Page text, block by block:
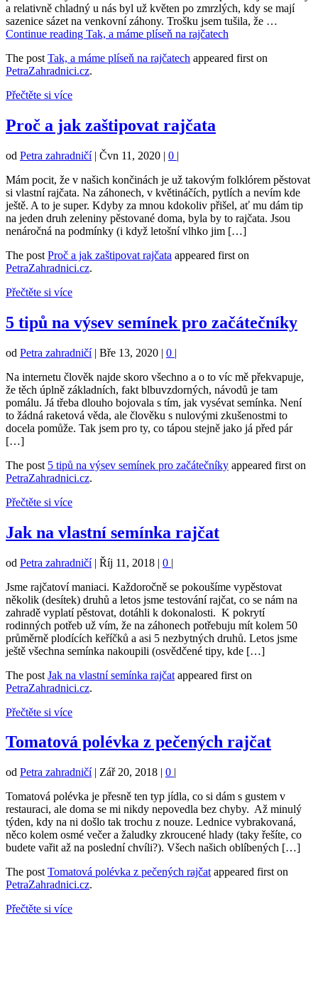
a relativně chladný u nás byl už květen po zmrzlých, kdy se mají
sazenice sázet na venkovní záhony. Trošku jsem tušila, že …
Continue reading Tak, a máme plíseň na rajčatech
The post Tak, a máme plíseň na rajčatech appeared first on
PetraZahradnici.cz.
Přečtěte si více
Proč a jak zaštipovat rajčata
od Petra zahradničí| Čvn 11, 2020 | 0 |
Mám pocit, že v našich končinách je už takovým folklórem pěstovat
si vlastní rajčata. Na záhonech, v květináčích, pytlích a nevím kde
ještě. A to je super. Kdyby za mnou kdokoliv přišel, ať mu dám tip
na jeden druh zeleniny pěstované doma, byla by to rajčata. Jsou
nenáročná na podmínky (i když letošní vlhko jim […]
The post Proč a jak zaštipovat rajčata appeared first on
PetraZahradnici.cz.
Přečtěte si více
5 tipů na výsev semínek pro začátečníky
od Petra zahradničí| Bře 13, 2020 | 0 |
Na internetu člověk najde skoro všechno a o to víc mě překvapuje,
že těch úplně základních, fakt blbuvzdorných, návodů je tam
pomálu. Já třeba dlouho bojovala s tím, jak vysévat semínka. Není
to žádná raketová věda, ale člověku s nulovými zkušenostmi to
docela pomůže. Tak jsem pro ty, co tápou stejně jako já před pár
[…]
The post 5 tipů na výsev semínek pro začátečníky appeared first on
PetraZahradnici.cz.
Přečtěte si více
Jak na vlastní semínka rajčat
od Petra zahradničí| Říj 11, 2018 | 0 |
Jsme rajčatoví maniaci. Každoročně se pokoušíme vypěstovat
několik (desítek) druhů a letos jsme testování rajčat, co se nám na
zahradě vyplatí pěstovat, dotáhli k dokonalosti. K pokrytí
rodinných potřeb už vím, že na záhonech potřebuju mít kolem 50
průměrně plodících keříčků a asi 5 nezbytných druhů. Letos jsme
ještě všechna semínka nakoupili (osvědčené tipy, kde […]
The post Jak na vlastní semínka rajčat appeared first on
PetraZahradnici.cz.
Přečtěte si více
Tomatová polévka z pečených rajčat
od Petra zahradničí| Zář 20, 2018 | 0 |
Tomatová polévka je přesně ten typ jídla, co si dám s gustem v
restauraci, ale doma se mi nikdy nepovedla bez chyby. Až minulý
týden, kdy na ni došlo tak trochu z nouze. Lednice vybrakovaná,
něco kolem osmé večer a žaludky zkroucené hlady (taky řešíte, co
budete vařit až na poslední chvíli?). Všech našich oblíbených […]
The post Tomatová polévka z pečených rajčat appeared first on
PetraZahradnici.cz.
Přečtěte si více